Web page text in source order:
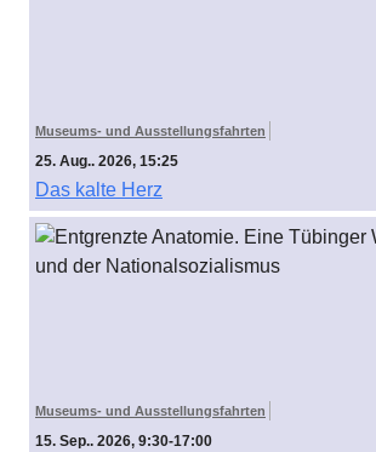
Museums- und Ausstellungsfahrten
25. Aug.. 2026, 15:25
Das kalte Herz
Museums- und Ausstellungsfahrten
15. Sep.. 2026, 9:30-17:00